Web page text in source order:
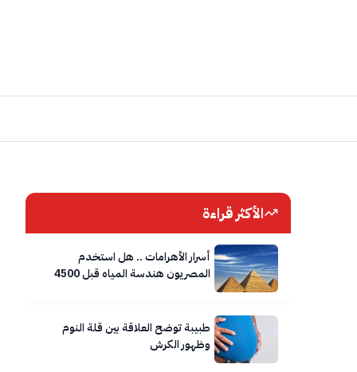
الأكثر قراءة
أسرار الأهرامات .. هل استخدم
المصريون هندسة المياه قبل 4500
طبيبة توضح العلاقة بين قلة النوم
وظهور الكرش